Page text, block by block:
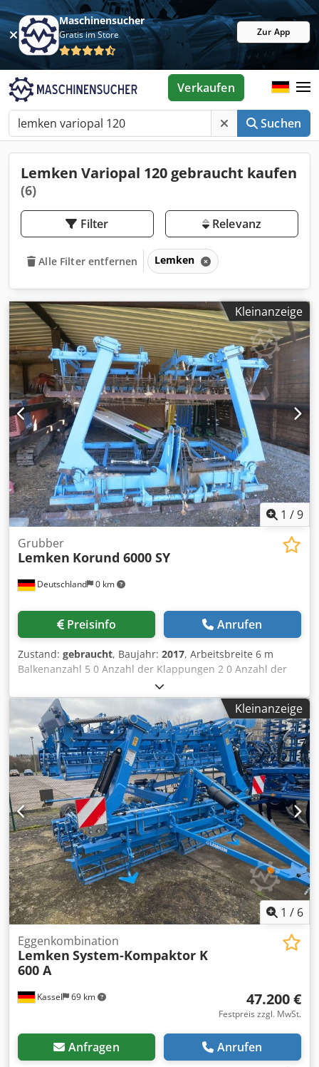
Maschinensucher
Gratis im Store Zur App
Suchen
Verkaufen
Lemken Variopal 120 gebraucht kaufen
(6)
Filter Relevanz
Alle Filter entfernen Lemken
Kleinanzeige
1 /9
Deutschland 0 km
Grubber
Lemken Korund 6000 SY
Preisinfo Anrufen
Zustand: gebraucht, Baujahr: 2017, Arbeitsbreite 6 m
Balkenanzahl 5 0 Anzahl der Klappungen 2 0 Anzahl der
Walzen 2 St. Saatbettkombination Lemken Cjdpfxjyv Iwcs
Ab Reha 212924 Lemken Korund 8/600, Gammazinken,
Zahnstangenkrümmler 2 x, Die techn. Daten sind
Hersteller- bzw. Betreiberangaben und daher für uns
unverbindlich. Einen Zwischenverkauf behalten wir uns
vor; es gelten ausschließlich unsere Geschäfts- und
Verkaufsbedingungen. Über uns mehr als 400 eigene
Maschinen im Lager über 15.000 m² Lagerfläche,
Krankapazität 70 t mehr als 10.000 Artikel Zubehör für Ihre
Werkstatt Sie wollen Maschinen Produktionslinien oder
Ihren Betrieb verkaufen, dann sprechen Sie uns an.
Weitere Angebote finden Sie auf unserer Webseite.
Besichtigungen sind nach Absprache möglich. Wir freuen
uns auf Ihren Besuch. Ihr Markus Hirsch Team
Kleinanzeige
1 / 6
Kassel 69 km
Eggenkombination
Lemken System-Kompaktor K
600 A
47.200 €
Festpreis zzgl. MwSt.
Anfragen Anrufen